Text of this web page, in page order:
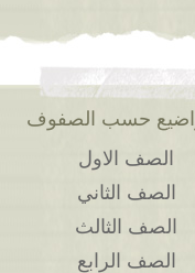
حسب الصفوف
الصف الاول
الصف الثاني
الصف الثالث
الصف الرابع